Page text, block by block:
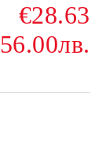
€28.63
56.00лв.